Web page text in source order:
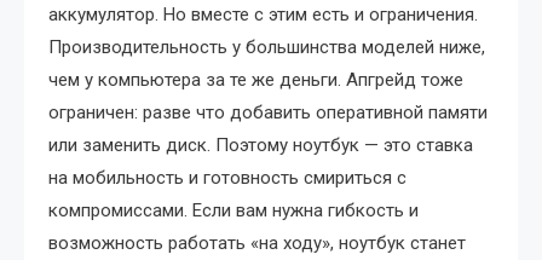
аккумулятор. Но вместе с этим есть и ограничения.
Производительность у большинства моделей ниже,
чем у компьютера за те же деньги. Апгрейд тоже
ограничен: разве что добавить оперативной памяти
или заменить диск. Поэтому ноутбук — это ставка
на мобильность и готовность смириться с
компромиссами. Если вам нужна гибкость и
возможность работать «на ходу», ноутбук станет